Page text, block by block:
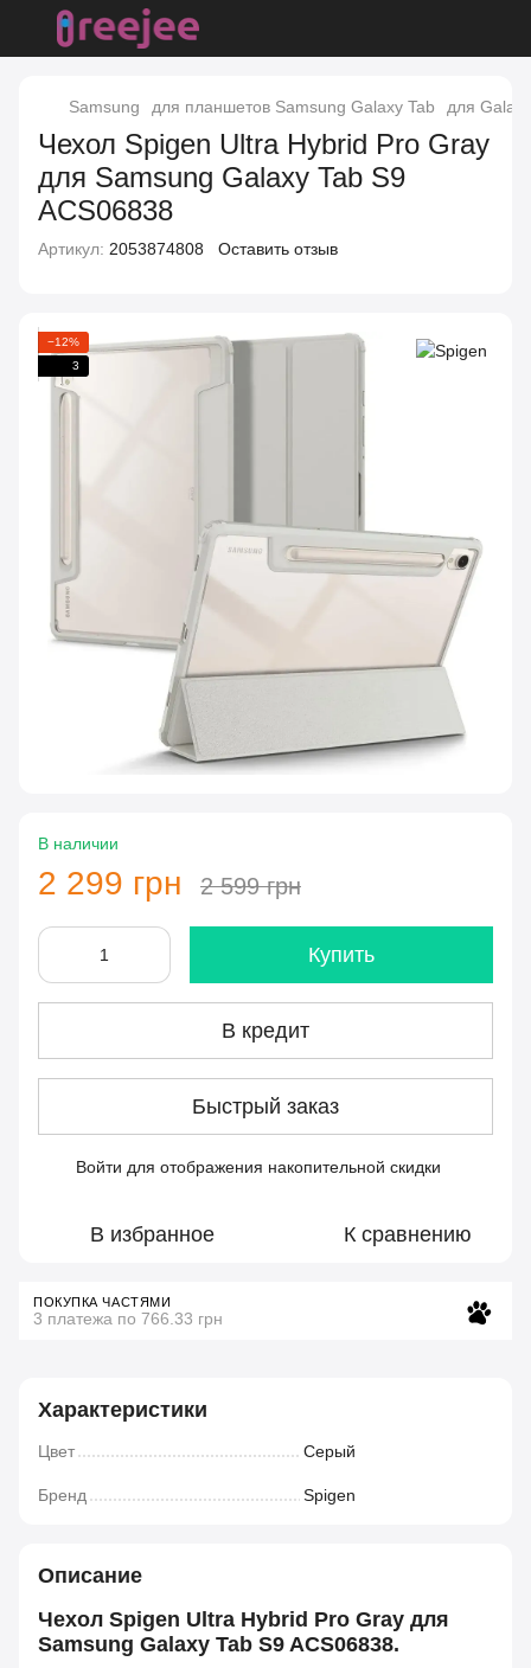
Samsung для планшетов Samsung Galaxy Tab для
Чехол Spigen Ultra Hybrid Pro Gray
для Samsung Galaxy Tab S9
ACS06838
Артикул: 2053874808 Оставить отзыв
−12%
3
В наличии
2 299 грн 2 599 грн
Купить
В кредит
Быстрый заказ
Войти для отображения накопительной скидки
В избранное К сравнению
ПОКУПКА ЧАСТЯМИ
3 платежа по 766.33 грн
Характеристики
Цвет Серый
Бренд Spigen
Описание
Чехол Spigen Ultra Hybrid Pro Gray для
Samsung Galaxy Tab S9 ACS06838.